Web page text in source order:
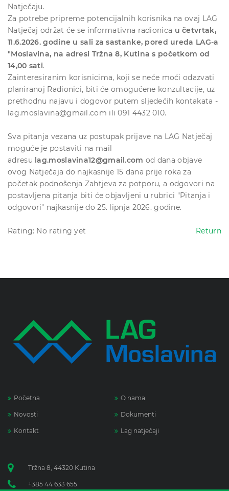
Natječaju.
Za potrebe pripreme potencijalnih korisnika na ovaj LAG
Natječaj održat će se informativna radionica u četvrtak,
11.6.2026. godine u sali za sastanke, pored ureda LAG-a
"Moslavina, na adresi Tržna 8, Kutina s početkom od
14,00 sati.
Zainteresiranim korisnicima, koji se neće moći odazvati
planiranoj Radionici, biti će omogućene konzultacije, uz
prethodnu najavu i dogovor putem sljedećih kontakata -
lag.moslavina@gmail.com ili 091 4432 010.
Sva pitanja vezana uz postupak prijave na LAG Natječaj
moguće je postaviti na mail
adresu lag.moslavina12@gmail.com od dana objave
ovog Natječaja do najkasnije 15 dana prije roka za
početak podnošenja Zahtjeva za potporu, a odgovori na
postavljena pitanja biti će objavljeni u rubrici "Pitanja i
odgovori" najkasnije do 25. lipnja 2026. godine.
Rating: No rating yet Return
Početna O nama
Novosti Dokumenti
Kontakt Lag natječaji
Tržna 8, 44320 Kutina
+385 44 633 655